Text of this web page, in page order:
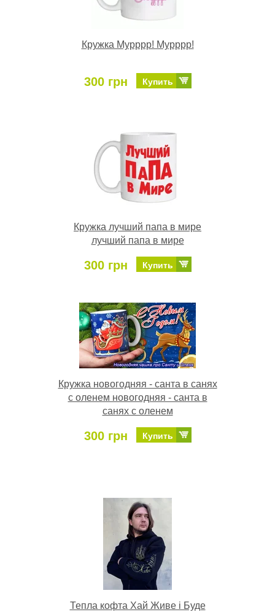
Кружка Мурррр! Мурррр!
300 грн Купить
Кружка лучший папа в мире
лучший папа в мире
300 грн Купить
Кружка новогодняя - санта в санях
с оленем новогодняя - санта в
санях с оленем
300 грн Купить
Тепла кофта Хай Живе і Буде